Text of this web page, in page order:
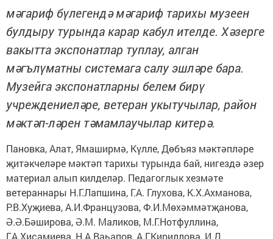
мәгариф бүлегендә мәгариф тарихы музеен
булдыру турында карар кабул ителде. Хәзерге
вакытта экспонатлар туплау, алган
мәгълүматны системага салу эшләре бара.
Музейга экспонатларны белем бирү
учреждениеләре, ветеран укытучылар, район
мәктәп-ләрен тәмамлаучылар китерә.
Пановка, Алат, Ямаширмә, Күлле, Дөбъяз мәктәпләре
җитәкчеләре мәктәп тарихы турында бай, нигездә әзер
материал алып килделәр. Педагоглык хезмәте
ветераннары Н.Г.Лапшина, Г.А. Глухова, К.Х.Ахманова,
Р.В.Хуҗиева, А.И.Французова, Ф.И.Мөхәммәтҗанова,
Ә.Ә.Бәширова, Ә.М. Маликов, М.Г.Нотфуллина,